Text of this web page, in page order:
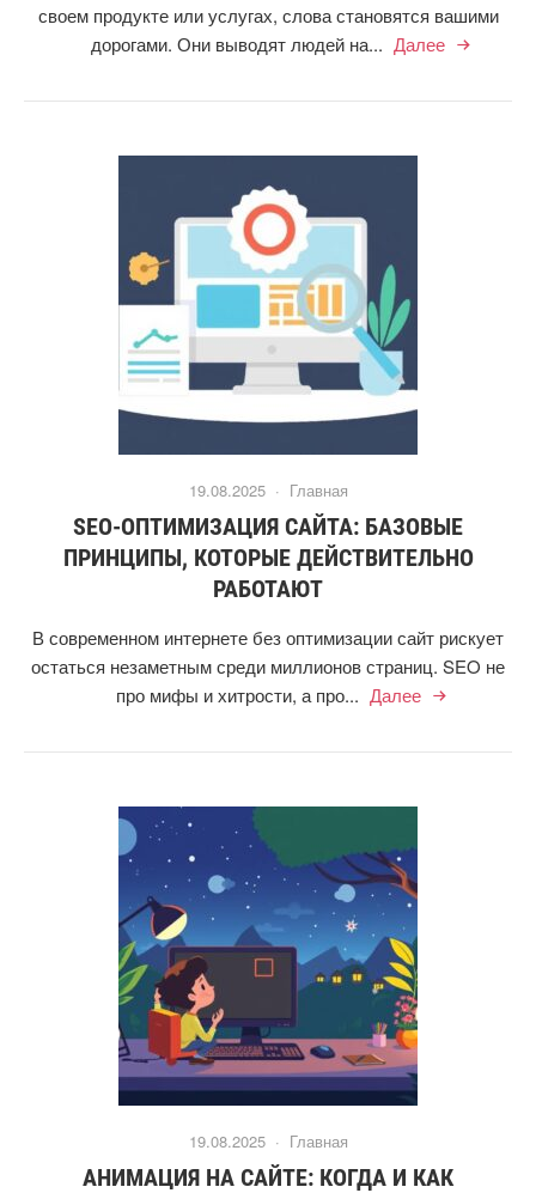
своем продукте или услугах, слова становятся вашими
дорогами. Они выводят людей на... Далее
19.08.2025 · Главная
SEO-ОПТИМИЗАЦИЯ САЙТА: БАЗОВЫЕ
ПРИНЦИПЫ, КОТОРЫЕ ДЕЙСТВИТЕЛЬНО
РАБОТАЮТ
В современном интернете без оптимизации сайт рискует
остаться незаметным среди миллионов страниц. SEO не
про мифы и хитрости, а про... Далее
19.08.2025 · Главная
АНИМАЦИЯ НА САЙТЕ: КОГДА И КАК